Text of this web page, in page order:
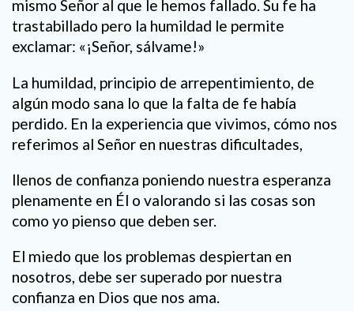
mismo Señor al que le hemos fallado. Su fe ha
trastabillado pero la humildad le permite
exclamar: «¡Señor, sálvame!»
La humildad, principio de arrepentimiento, de
algún modo sana lo que la falta de fe había
perdido. En la experiencia que vivimos, cómo nos
referimos al Señor en nuestras dificultades,
llenos de confianza poniendo nuestra esperanza
plenamente en Él o valorando si las cosas son
como yo pienso que deben ser.
El miedo que los problemas despiertan en
nosotros, debe ser superado por nuestra
confianza en Dios que nos ama.